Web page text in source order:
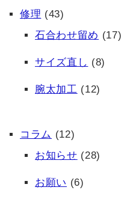
修理 (43)
石合わせ留め (17)
サイズ直し (8)
腕太加工 (12)
コラム (12)
お知らせ (28)
お願い (6)